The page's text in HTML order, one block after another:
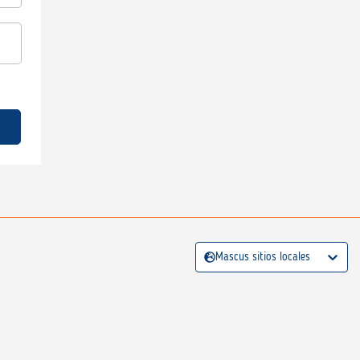
Mascus sitios locales